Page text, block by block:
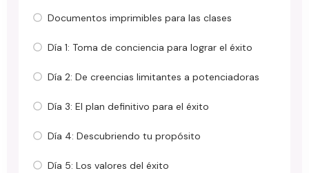
Documentos imprimibles para las clases
Día 1: Toma de conciencia para lograr el éxito
Día 2: De creencias limitantes a potenciadoras
Día 3: El plan definitivo para el éxito
Día 4: Descubriendo tu propósito
Día 5: Los valores del éxito